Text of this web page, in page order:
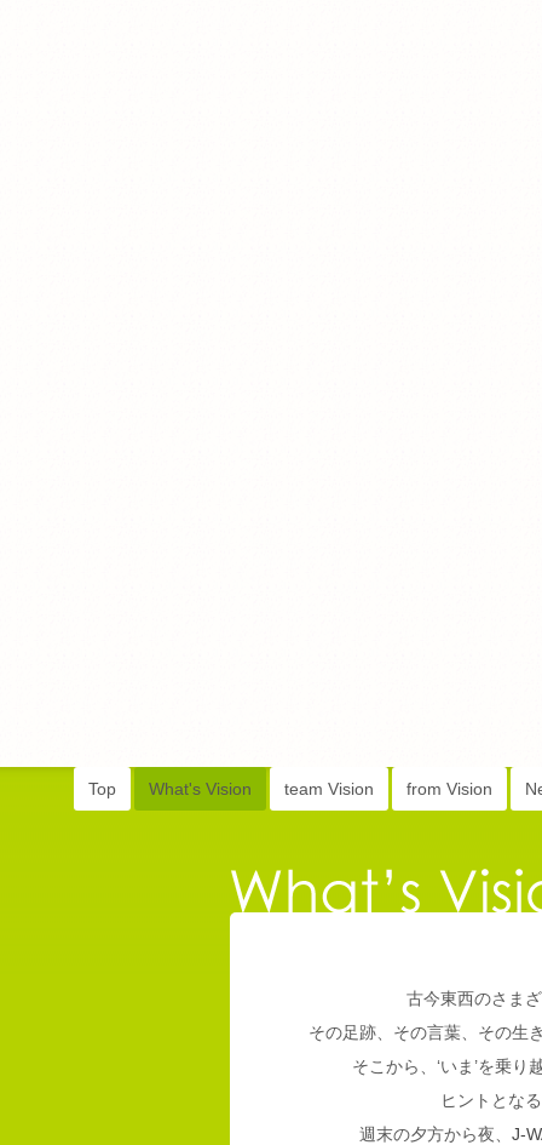
Top What's Vision team Vision from Vision
古今東西のさま
その足跡、その言葉、その生
そこから、‘いま’を乗
ヒントとな
週末の夕方から夜、 J-